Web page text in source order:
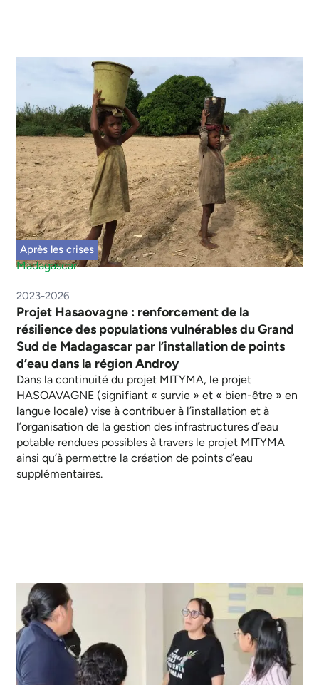
Après les crises
Madagascar
2023-2026
Projet Hasaovagne : renforcement de la
résilience des populations vulnérables du Grand
Sud de Madagascar par l’installation de points
d’eau dans la région Androy
Dans la continuité du projet MITYMA, le projet
HASOAVAGNE (signifiant « survie » et « bien-être » en
langue locale) vise à contribuer à l’installation et à
l’organisation de la gestion des infrastructures d’eau
potable rendues possibles à travers le projet MITYMA
ainsi qu’à permettre la création de points d’eau
supplémentaires.